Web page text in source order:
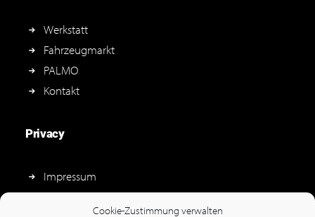
Cookie-Zustimmung verwalten
Werkstatt
Fahrzeugmarkt
PALMO
Kontakt
Privacy
Impressum
Datenschutz